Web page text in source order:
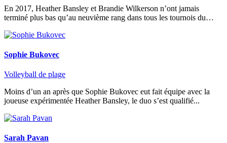
En 2017, Heather Bansley et Brandie Wilkerson n’ont jamais
terminé plus bas qu’au neuvième rang dans tous les tournois du…
Sophie Bukovec
Volleyball de plage
Moins d’un an après que Sophie Bukovec eut fait équipe avec la
joueuse expérimentée Heather Bansley, le duo s’est qualifié...
Sarah Pavan